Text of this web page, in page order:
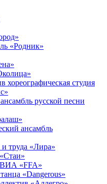
«Родник»
хореографическая студия
русской песни
ансамбль
труда «Лира»
ВИА «FFA»
«Dangerous»